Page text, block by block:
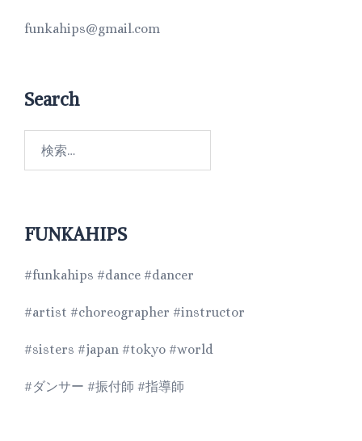
funkahips@gmail.com
Search
FUNKAHIPS
#funkahips #dance #dancer
#artist #choreographer #instructor
#sisters #japan #tokyo #world
#ダンサー #振付師 #指導師